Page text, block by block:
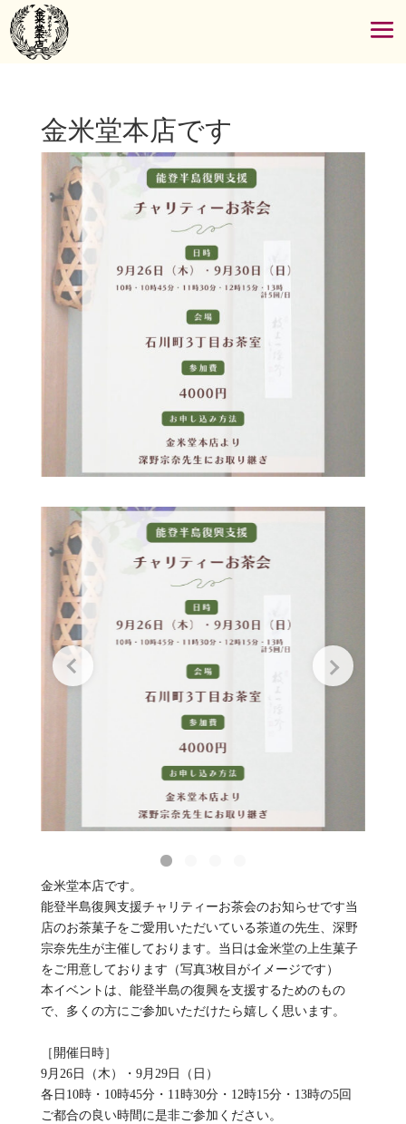
金米堂本店です
金米堂本店です。
能登半島復興支援チャリティーお茶会のお知らせです当
店のお茶菓子をご愛用いただいている茶道の先生、深野
宗奈先生が主催しております。当日は金米堂の上生菓子
をご用意しております（写真3枚目がイメージです）
本イベントは、能登半島の復興を支援するためのもの
で、多くの方にご参加いただけたら嬉しく思います。
［開催日時］
9月26日（木）・9月29日（日）
各日10時・10時45分・11時30分・12時15分・13時の5回
ご都合の良い時間に是非ご参加ください。